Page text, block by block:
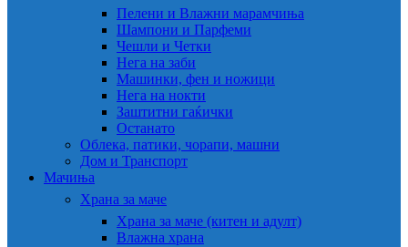
Пелени и Влажни марамчиња
Шампони и Парфеми
Чешли и Четки
Нега на заби
Машинки, фен и ножици
Нега на нокти
Заштитни гаќички
Останато
Облека, патики, чорапи, машни
Дом и Транспорт
Мачиња
Храна за маче
Храна за маче (китен и адулт)
Влажна храна